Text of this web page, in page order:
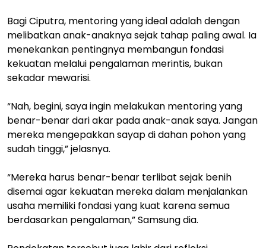
Bagi Ciputra, mentoring yang ideal adalah dengan
melibatkan anak-anaknya sejak tahap paling awal. Ia
menekankan pentingnya membangun fondasi
kekuatan melalui pengalaman merintis, bukan
sekadar mewarisi.
“Nah, begini, saya ingin melakukan mentoring yang
benar-benar dari akar pada anak-anak saya. Jangan
mereka mengepakkan sayap di dahan pohon yang
sudah tinggi,” jelasnya.
“Mereka harus benar-benar terlibat sejak benih
disemai agar kekuatan mereka dalam menjalankan
usaha memiliki fondasi yang kuat karena semua
berdasarkan pengalaman,” Samsung dia.